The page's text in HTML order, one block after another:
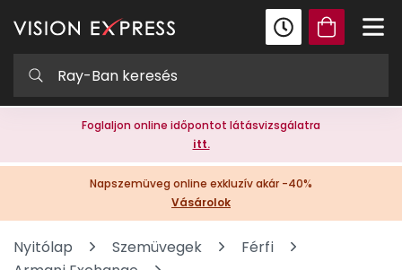
Foglaljon online időpontot látásvizsgálatra
itt.
Napszemüveg online exkluzív akár -40%
Vásárolok
Nyitólap Szemüvegek
Férfi